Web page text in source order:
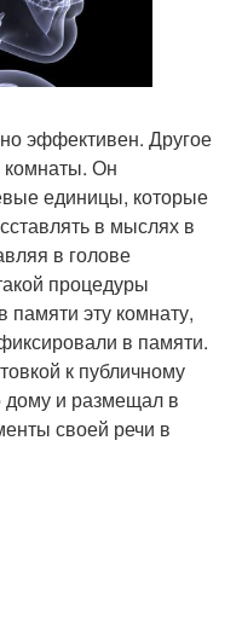
эффективен. Другое
комнаты. Он
единицы, которые
в мыслях в
в голове
процедуры
памяти эту комнату,
в памяти.
к публичному
и размещал в
своей речи в